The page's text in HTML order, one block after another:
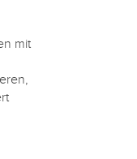
mit